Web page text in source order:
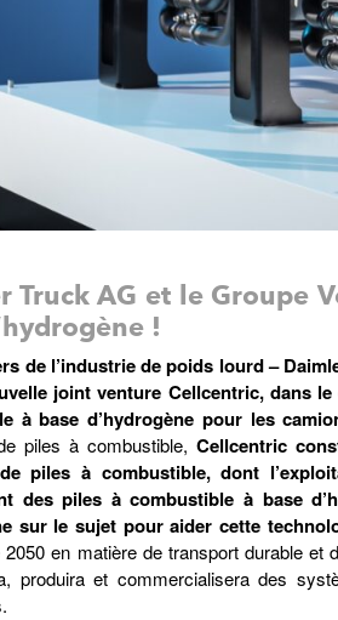
Truck AG et le Groupe
!
de l’industrie de poids lourd –
joint venture Cellcentric, dans le
à base d’hydrogène pour les
piles à combustible, Cellcentric
piles à combustible, dont
des piles à combustible à base
sur le sujet pour aider cette
en matière de transport durable et
produira et commercialisera des